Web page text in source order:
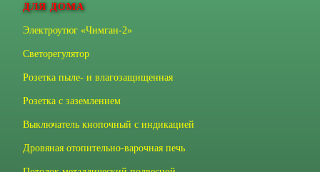
ДЛЯ ДОМА
Электроутюг «Чимган-2»
Светорегулятор
Розетка пыле- и влагозащищенная
Розетка с заземлением
Выключатель кнопочный с индикацией
Дровяная отопительно-варочная печь